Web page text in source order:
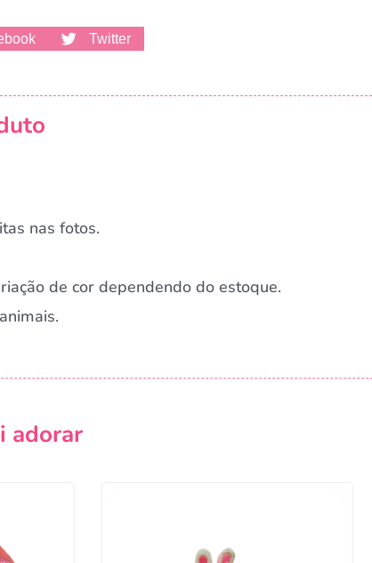
Twitter
nas fotos.
de cor dependendo do estoque.
adorarCampanha lançada com